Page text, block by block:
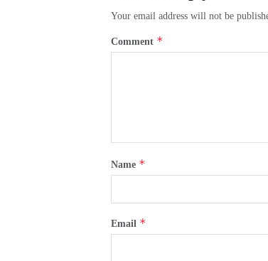
Your email address will not be
Comment *
Name *
Email *